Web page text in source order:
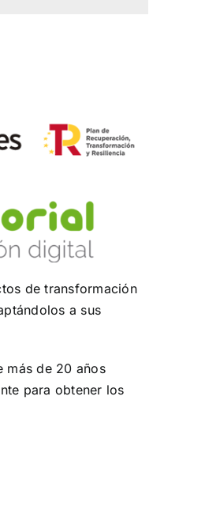
de transformación
a sus
más de 20 años
para obtener los